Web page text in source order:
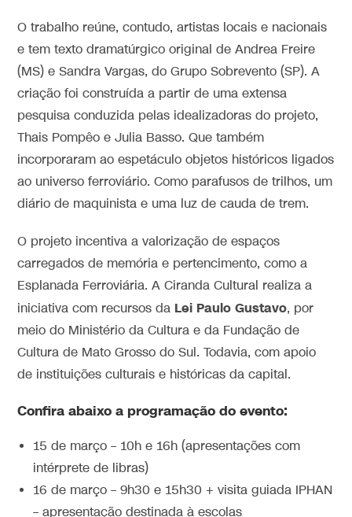
O trabalho reúne, contudo, artistas locais e nacionais
e tem texto dramatúrgico original de Andrea Freire
(MS) e Sandra Vargas, do Grupo Sobrevento (SP). A
criação foi construída a partir de uma extensa
pesquisa conduzida pelas idealizadoras do projeto,
Thais Pompêo e Julia Basso. Que também
incorporaram ao espetáculo objetos históricos ligados
ao universo ferroviário. Como parafusos de trilhos, um
diário de maquinista e uma luz de cauda de trem.
O projeto incentiva a valorização de espaços
carregados de memória e pertencimento, como a
Esplanada Ferroviária. A Ciranda Cultural realiza a
iniciativa com recursos da Lei Paulo Gustavo, por
meio do Ministério da Cultura e da Fundação de
Cultura de Mato Grosso do Sul. Todavia, com apoio
de instituições culturais e históricas da capital.
Confira abaixo a programação do evento:
15 de março – 10h e 16h (apresentações com
intérprete de libras)
16 de março – 9h30 e 15h30 + visita guiada IPHAN
– apresentação destinada à escolas